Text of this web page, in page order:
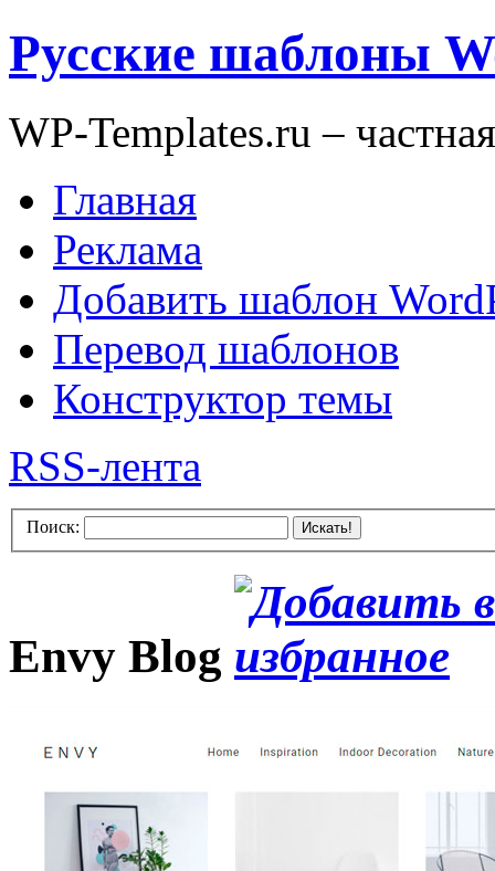
Русские шаблоны
WP-Templates.ru –
Главная
Реклама
Добавить шаблон
Перевод шаблонов
Конструктор темы
RSS-лента
Поиск: Искать!
Envy Blog